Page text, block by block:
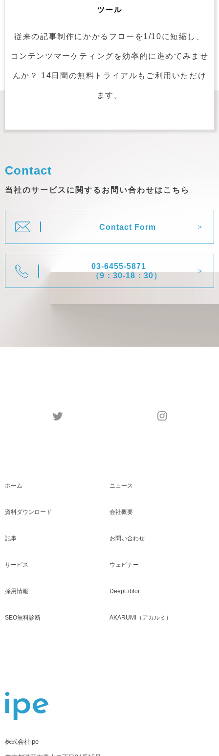
ツール
従来の記事制作にかかるフローを1/10に短縮し、
コンテンツマーケティングを効率的に進めてみませ
んか？ 14日間の無料トライアルもご利用いただけ
ます。
Contact
当社のサービスに関するお問い合わせはこちら
Contact Form
03-6455-5871
（9：30-18：30）
株式会社ipe
ホーム ニュース
資料ダウンロード 会社概要
記事 お問い合わせ
サービス ウェビナー
採用情報 DeepEditor
SEO無料診断 AKARUMI（アカルミ）